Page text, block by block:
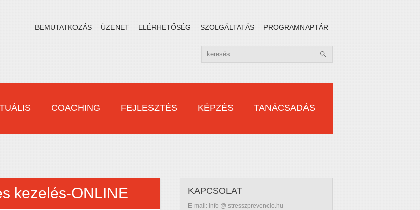
BEMUTATKOZÁS ÜZENET ELÉRHETŐSÉG SZOLGÁLTATÁS PROGRAMNAPTÁR
COACHING FEJLESZTÉS KÉPZÉS TANÁCSADÁS
KAPCSOLAT
E-mail: info @ stresszprevencio.hu
kezelés-ONLINE